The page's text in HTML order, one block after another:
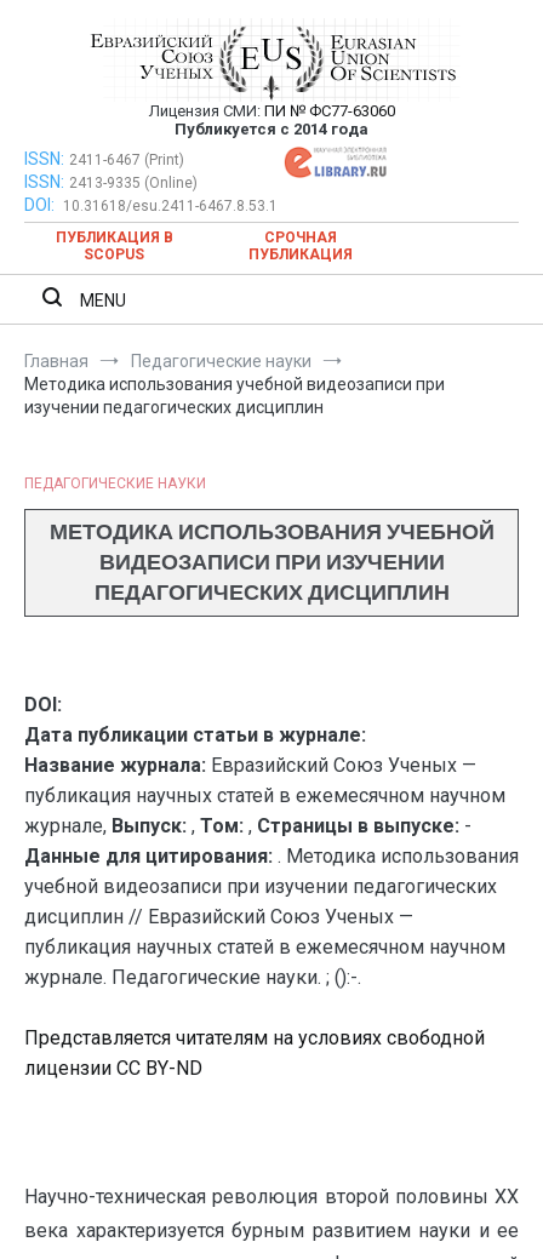
Евразийский Союз Ученых —
публикация научных статей в
ежемесячном научном журнале
Лицензия СМИ: ПИ № ФС77-63060
Публикуется с 2014 года
Евразийский Союз Ученых — публикация научных статей в
ежемесячном научном журнале
ISSN: 2411-6467 (Print)
ISSN: 2413-9335 (Online)
DOI:
10.31618/esu.2411-6467.8.53.1
ПУБЛИКАЦИЯ В
SCOPUS
СРОЧНАЯ
ПУБЛИКАЦИЯ
MENU
Главная
Педагогические науки
Методика использования учебной видеозаписи при
изучении педагогических дисциплин
ПЕДАГОГИЧЕСКИЕ НАУКИ
МЕТОДИКА ИСПОЛЬЗОВАНИЯ УЧЕБНОЙ
ВИДЕОЗАПИСИ ПРИ ИЗУЧЕНИИ
ПЕДАГОГИЧЕСКИХ ДИСЦИПЛИН
DOI:
Дата публикации статьи в журнале:
Название журнала: Евразийский Союз Ученых —
публикация научных статей в ежемесячном научном
журнале, Выпуск: , Том: , Страницы в выпуске: -
Данные для цитирования: . Методика использования
учебной видеозаписи при изучении педагогических
дисциплин // Евразийский Союз Ученых —
публикация научных статей в ежемесячном научном
журнале. Педагогические науки. ; ():-.
Представляется читателям на условиях свободной
лицензии CC BY-ND
Научно-техническая революция второй половины ХХ
века характеризуется бурным развитием науки и ее